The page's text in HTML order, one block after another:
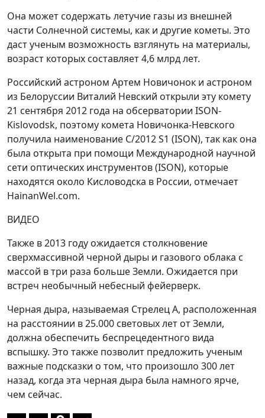
Она может содержать летучие газы из внешней
части Солнечной системы, как и другие кометы. Это
даст ученым возможность взглянуть на материалы,
возраст которых составляет 4,6 млрд лет.
Российский астроном Артем Новичонок и астроном
из Белоруссии Виталий Невский открыли эту комету
21 сентября 2012 года на обсерватории ISON-
Kislovodsk, поэтому комета Новичонка-Невского
получила наименование C/2012 S1 (ISON), так как она
была открыта при помощи Международной научной
сети оптических инструментов (ISON), которые
находятся около Кисловодска в России, отмечает
Hainan­Wel.com.
ВИДЕО
Также в 2013 году ожидается столкновение
сверхмассивной черной дыры и газового облака с
массой в три раза больше Земли. Ожидается при
встреч необычный небесный фейерверк.
Черная дыра, называемая Стрелец A, расположенная
на расстоянии в 25.000 световых лет от Земли,
должна обеспечить беспрецедентного вида
вспышку. Это также позволит предложить ученым
важные подсказки о том, что произошло 300 лет
назад, когда эта черная дыра была намного ярче,
чем сейчас.